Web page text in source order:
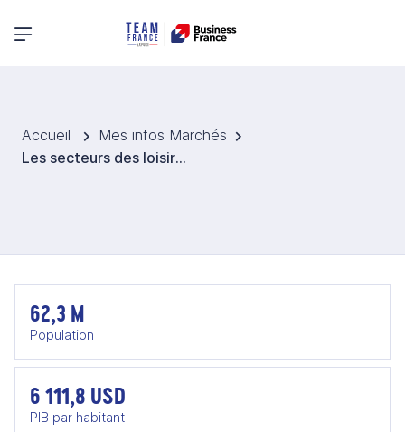
Menu principal
Accueil
Mes infos Marchés
Les secteurs des loisirs, du tourisme et de la culture en Afrique du Sud
62,3 M
Population
6 111,8 USD
PIB par habitant